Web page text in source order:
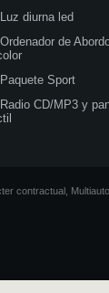
Luz diurna led
Ordenador de
Paquete Sport
Radio CD/MP3 y
contractual,